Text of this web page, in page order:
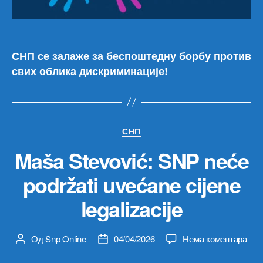
СНП се залаже за беспоштедну борбу против
свих облика дискриминације!
Категорије
СНП
Maša Stevović: SNP neće
podržati uvećane cijene
legalizacije
Аутор
ОдSnp Online
Датум04/04/2026 Нема коментарана